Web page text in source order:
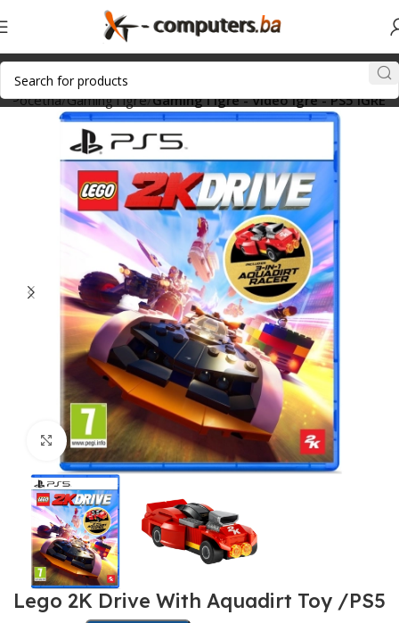
Početna Gaming i igre Gaming i igre - Video igre - PS5 IGRE
Click to enlarge
Lego 2K Drive With Aquadirt Toy /PS5